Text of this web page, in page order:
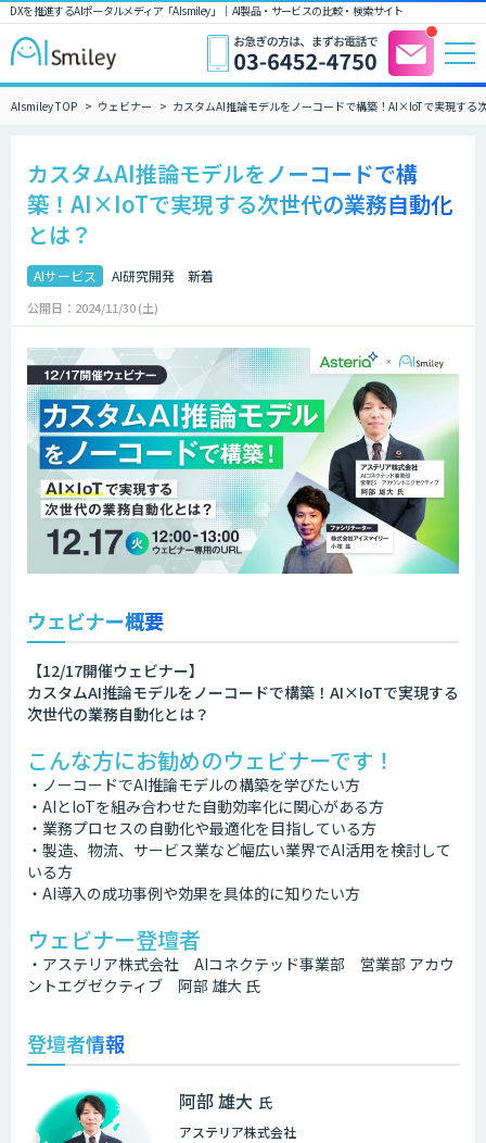
DXを推進するAIポータルメディア「AIsmiley」｜ AI製品・サービスの比較・検索サイト
AIsmiley TOP ウェビナー カスタムAI推論モデルをノーコードで構築！AI×IoTで実現する
カスタムAI推論モデルをノーコードで構
築！AI×IoTで実現する次世代の業務自動化
とは？
AIサービス AI研究開発 新着
公開日：2024/11/30 (土)
ウェビナー概要
【12/17開催ウェビナー】
カスタムAI推論モデルをノーコードで構築！AI×IoTで実現する
次世代の業務自動化とは？
こんな方にお勧めのウェビナーです！
・ノーコードでAI推論モデルの構築を学びたい方
・AIとIoTを組み合わせた自動効率化に関心がある方
・業務プロセスの自動化や最適化を目指している方
・製造、物流、サービス業など幅広い業界でAI活用を検討して
いる方
・AI導入の成功事例や効果を具体的に知りたい方
ウェビナー登壇者
・アステリア株式会社 AIコネクテッド事業部 営業部 アカウ
ントエグゼクティブ 阿部 雄大 氏
登壇者情報
阿部 雄大 氏
アステリア株式会社